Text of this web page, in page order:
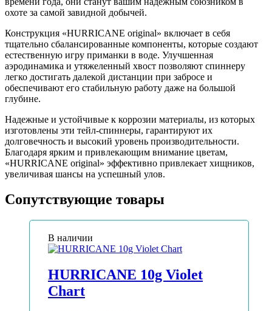
охоте за самой завидной добычей.
Конструкция «HURRICANE original» включает в себя
тщательно сбалансированные компоненты, которые создают
естественную игру приманки в воде. Улучшенная
аэродинамика и утяжеленный хвост позволяют спиннеру
легко достигать далекой дистанции при забросе и
обеспечивают его стабильную работу даже на большой
глубине.
Надежные и устойчивые к коррозии материалы, из которых
изготовлены эти тейл-спиннеры, гарантируют их
долговечность и высокий уровень производительности.
Благодаря ярким и привлекающим внимание цветам,
«HURRICANE original» эффективно привлекает хищников,
увеличивая шансы на успешный улов.
Сопутствующие товары
В наличии
HURRICANE 10g Violet
Chart